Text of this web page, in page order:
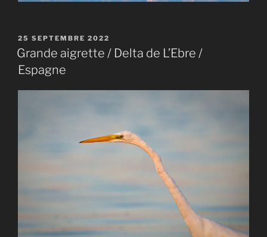
PUBLIÉ
LE
25 SEPTEMBRE 2022
Grande aigrette / Delta de L’Ebre /
Espagne